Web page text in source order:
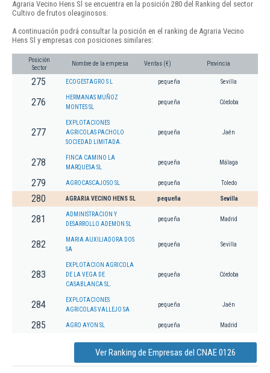
Agraria Vecino Hens Sl se encuentra en la posición 280 del Ranking del sector
Cultivo de frutos oleaginosos.
A continuación podrá consultar la posición en el ranking de Agraria Vecino
Hens Sl y empresas con posiciones similares:
Posición
Sector
Nombre de la empresa Ventas (€) Provincia
275 ECOGESTAGRO S L pequeña Sevilla
276
HERMANAS MUÑOZ
MONTES SL
pequeña Córdoba
277
EXPLOTACIONES
AGRICOLAS PACHOLO
SOCIEDAD LIMITADA.
pequeña Jaén
278
FINCA CAMINO LA
MARQUESA SL
pequeña Málaga
279 AGROCASCAJOSO SL pequeña Toledo
280 AGRARIA VECINO HENS SL pequeña Sevilla
281
ADMINISTRACION Y
DESARROLLO ADEMON SL
pequeña Madrid
282
MARIA AUXILIADORA DOS
SA
pequeña Sevilla
283
EXPLOTACION AGRICOLA
DE LA VEGA DE
CASABLANCA SL.
pequeña Córdoba
284
EXPLOTACIONES
AGRICOLAS VALLEJO SA
pequeña Jaén
285 AGRO AYON SL pequeña Madrid
Ver Ranking de Empresas del CNAE 0126